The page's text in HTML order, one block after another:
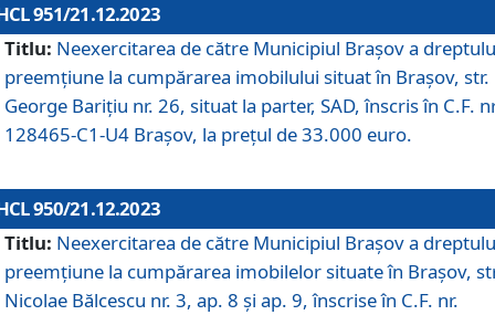
951/21.12.2023
Titlu: Neexercitarea de către Municipiul Brașov a
preemțiune la cumpărarea imobilului situat în Brașov, str.
George Barițiu nr. 26, situat la parter, SAD, înscris în C.F.
128465-C1-U4 Brașov, la prețul de 33.000 euro.
950/21.12.2023
Titlu: Neexercitarea de către Municipiul Brașov a
preemțiune la cumpărarea imobilelor situate în Brașov,
Nicolae Bălcescu nr. 3, ap. 8 și ap. 9, înscrise în C.F. nr.